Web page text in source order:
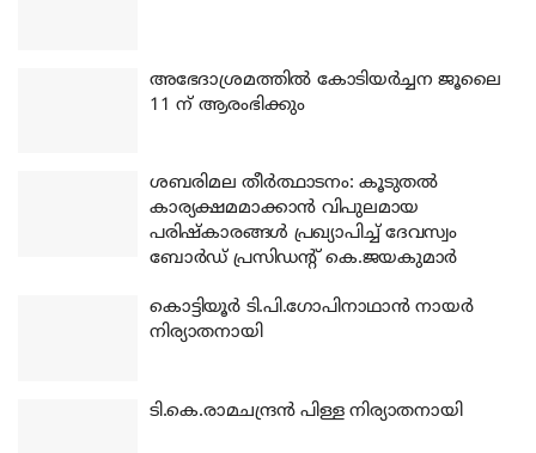
അഭേദാശ്രമത്തില്‍ കോടിയര്‍ച്ചന ജൂലൈ
11 ന് ആരംഭിക്കും
ശബരിമല തീര്‍ത്ഥാടനം: കൂടുതല്‍
കാര്യക്ഷമമാക്കാന്‍ വിപുലമായ
പരിഷ്‌കാരങ്ങള്‍ പ്രഖ്യാപിച്ച് ദേവസ്വം
ബോര്‍ഡ് പ്രസിഡന്റ് കെ.ജയകുമാര്‍
കൊട്ടിയൂര്‍ ടി.പി.ഗോപിനാഥാന്‍ നായര്‍
നിര്യാതനായി
ടി.കെ.രാമചന്ദ്രന്‍ പിള്ള നിര്യാതനായി